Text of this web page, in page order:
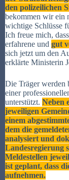
den polizeilichen
bekommen wir ein
wichtige Schlüsse
Ich freue mich,
erfahrene und gut
sich jetzt um den
erklärte Ministerin
Die Träger werden
einer
unterstützt. Neben
jeweiligen
einem
dem die
analysiert und
Landesregierung
Meldestellen
ist geplant, dass
aufnehmen.